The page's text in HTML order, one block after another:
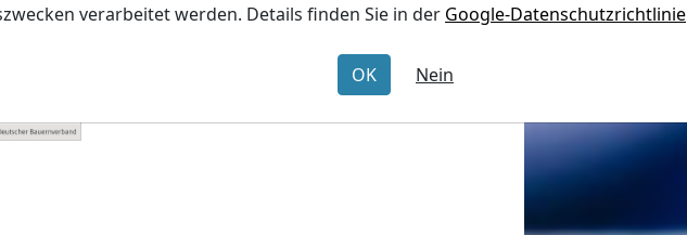
verarbeitet werden. Details finden Sie in der Google-Datenschutzrichtlinie
OK Nein